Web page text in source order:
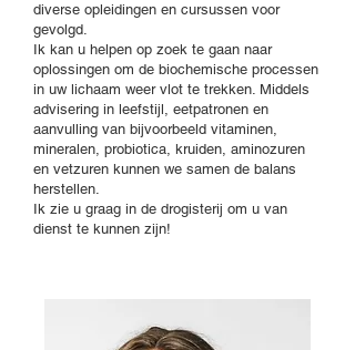
diverse opleidingen en cursussen voor
gevolgd.
Ik kan u helpen op zoek te gaan naar
oplossingen om de biochemische processen
in uw lichaam weer vlot te trekken. Middels
advisering in leefstijl, eetpatronen en
aanvulling van bijvoorbeeld vitaminen,
mineralen, probiotica, kruiden, aminozuren
en vetzuren kunnen we samen de balans
herstellen.
Ik zie u graag in de drogisterij om u van
dienst te kunnen zijn!